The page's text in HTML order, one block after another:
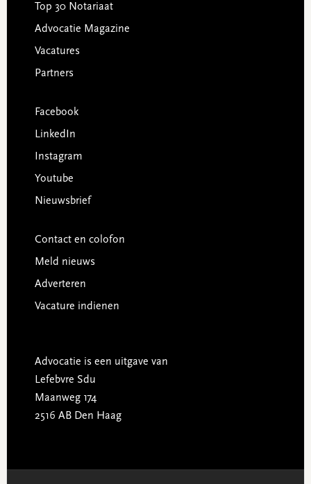
Top 30 Notariaat
Advocatie Magazine
Vacatures
Partners
Facebook
LinkedIn
Instagram
Youtube
Nieuwsbrief
Contact en colofon
Meld nieuws
Adverteren
Vacature indienen
Advocatie is een uitgave van
Lefebvre Sdu
Maanweg 174
2516 AB Den Haag